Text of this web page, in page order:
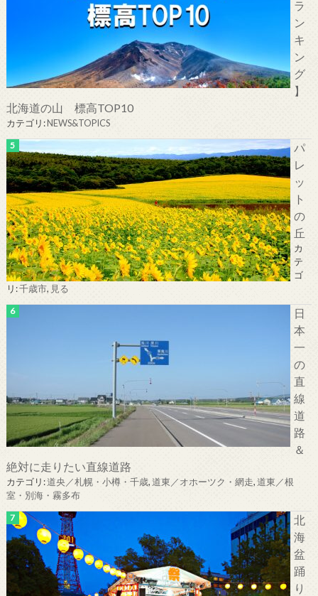
ラ
ン
キ
ン
グ
】
北海道の山 標高TOP10
カテゴリ:NEWS&TOPICS
パ
レ
ッ
ト
の
丘
カ
テ
ゴ
リ:千歳市, 見る
日
本
一
の
直
線
道
路
＆
絶対に走りたい直線道路
カテゴリ:道央／札幌・小樽・千歳,道東／オホーツク・網走,道東／根
室・別海・霧多布
北
海
盆
踊
り